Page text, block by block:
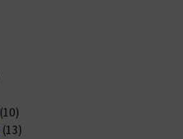
(10)
(13)